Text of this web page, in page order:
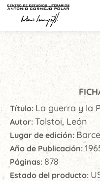
Título: La guerra y la
Autor: Tolstoi, León
Lugar de edición:
Año de Publicación:
Páginas: 878
Estado del producto: